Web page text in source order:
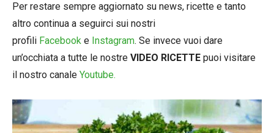
Per restare sempre aggiornato su news, ricette e tanto
altro continua a seguirci sui nostri
profili Facebook e Instagram. Se invece vuoi dare
un’occhiata a tutte le nostre VIDEO RICETTE puoi visitare
il nostro canale Youtube.